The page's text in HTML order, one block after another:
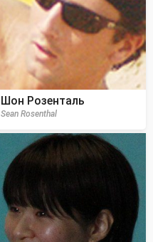
Шон Розенталь
Sean Rosenthal